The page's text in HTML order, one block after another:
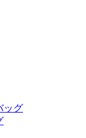
ッグ